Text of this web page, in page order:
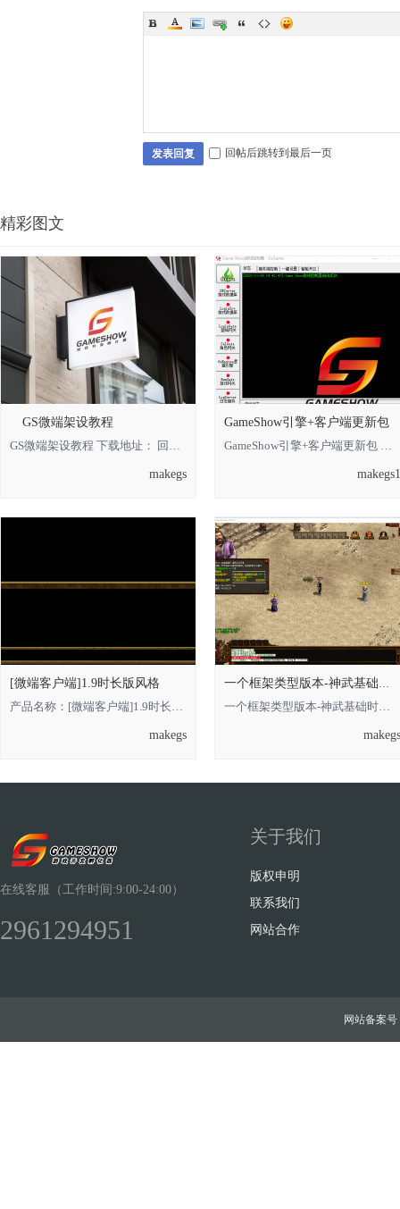
发表回复 回帖后跳转到最后一页
精彩图文
GS微端架设教程
GS微端架设教程 下载地址： 回复可见 **** 本内容被作者隐藏 ****
makegs
GameShow引擎+客户端更新包
GameShow引擎+客户端更新包 下载地址： 回复可见 **** 本内容被作者隐藏 **** *
makegs1
[微端客户端]1.9时长版风格
产品名称：[微端客户端]1.9时长版风格 **** 本内容被作者隐藏 **** **** 本内容被
makegs
一个框架类型版本-神武基础时长版的，借鉴
一个框架类型版本-神武基础时长版的**** 本内容被作者隐藏 ****，借鉴即可 金币
makegs
在线客服（工作时间:9:00-24:00）
2961294951
关于我们
版权申明
联系我们
网站合作
网站备案号